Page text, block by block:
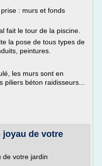
: murs et fonds
fait le tour de la piscine.
la pose de tous types de
peintures.
les murs sont en
béton raidisseurs...
joyau de votre
de votre jardin